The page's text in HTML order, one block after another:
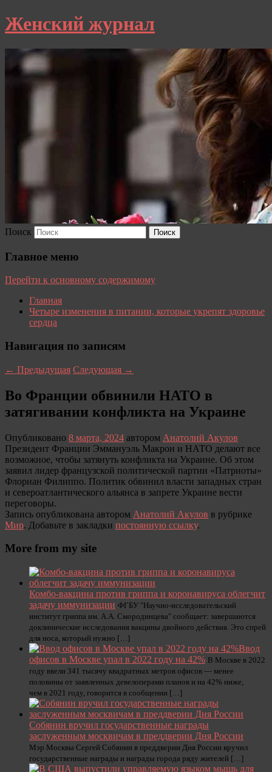
Женский журнал
Поиск
Главное меню
Перейти к основному содержимому
Главная
Четыре изменения в питании, которые укрепят здоровье
сердца
Навигация по записям
← Предыдущая Следующая →
Во Франции обвинили НАТО в
затягивании конфликта на Украине
Опубликовано 8 марта, 2024 автором Анатолий Акулов
Президент Франции Эммануэль Макрон и НАТО делают все
возможное, чтобы затянуть конфликта на Украине. Об этом
заявил лидер французской политической партии «Патриоты»
Флориан Филиппо. Политик обвинил власти западных стран
и североатлантического альянса в запрете Украине вести
переговоры.
Запись опубликована автором Анатолий Акулов в рубрике
Мир. Добавьте в закладки постоянную ссылку.
More from my site
Комбо-вакцина против гриппа и коронавируса облегчит
задачу иммунизации ФГБУ "Научно-исследовательский
институт гриппа им. А.А. Смородинцева" сообщает: завершаются
доклинические исследования вакцины двойного действия. Это спрей
для носа, который нужно […]
Ввод
офисов в Москве упал в 2022 году на 42% В Москве в 2022
году ввели 341 тысячу квадратных метров офисов — менее
половины от заявленных девелоперами планов и на 42% ниже,
чем в 2021 году, говорится в сообщении […]
Собянин вручил государственные награды
заслуженным москвичам в преддверии Дня России
Мэр Москвы Сергей Собянин в преддверии Дня России вручил
государственные награды и награды города ряду жителей […]